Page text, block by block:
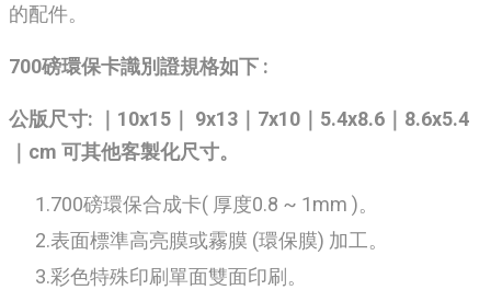
的配件。
700磅環保卡識別證規格如下 :
公版尺寸: ｜10x15｜ 9x13｜7x10｜5.4x8.6｜8.6x5.4
｜cm 可其他客製化尺寸。
700磅環保合成卡( 厚度0.8 ~ 1mm )。
表面標準高亮膜或霧膜 (環保膜) 加工。
彩色特殊印刷單面雙面印刷。